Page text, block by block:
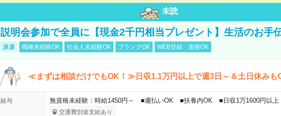
未読
説明会参加で全員に【現金2千円相当プレゼント】生活のお手
派遣 職種未経験OK 社会人未経験OK ブランクOK WEB登録・面接OK
≪まずは相談だけでもOK！≫日収1.1万円以上で週3日～＆土日休みも
給与 無資格未経験：時給1450円～ ■週払いOK ■扶養内OK ■日収1万1600円以上
交通費別途支給あり